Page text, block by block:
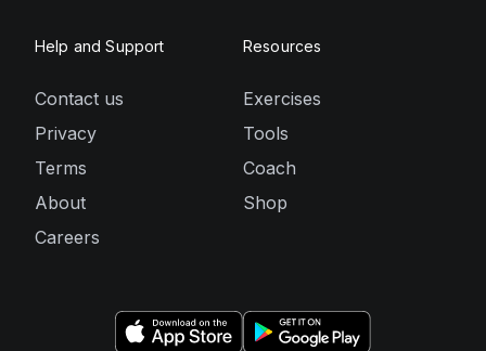
Help and Support
Contact us
Privacy
Terms
About
Careers
Resources
Exercises
Tools
Coach
Shop